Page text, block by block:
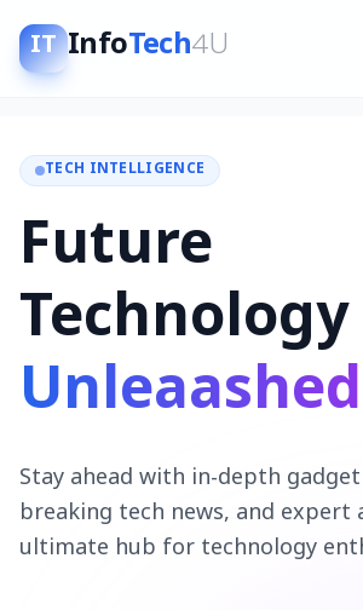
IT InfoTech4U
TECH INTELLIGENCE
Future
Technology
Stay ahead with in-depth
breaking tech news, and expert
ultimate hub for technology